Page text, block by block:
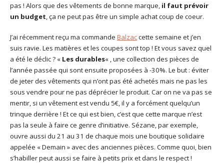
pas ! Alors que des vêtements de bonne marque, il faut prévoir
un budget, ça ne peut pas être un simple achat coup de coeur.
J’ai récemment reçu ma commande Balzaccette semaine et j’en
suis ravie. Les matières et les coupes sont top ! Et vous savez quel
a été le déclic ? « Les durables« , une collection des pièces de
l’année passée qui sont ensuite proposées à -30%. Le but : éviter
de jeter des vêtements qui n’ont pas été achetés mais ne pas les
sous vendre pour ne pas déprécier le produit. Car on ne va pas se
mentir, si un vêtement est vendu 5€, il y a forcément quelqu’un
trinque derrière ! Et ce qui est bien, c’est que cette marque n’est
pas la seule à faire ce genre d’initiative. Sézane, par exemple,
ouvre aussi du 21 au 31 de chaque mois une boutique solidaire
appelée « Demain » avec des anciennes pièces. Comme quoi, bien
s’habiller peut aussi se faire à petits prix et dans le respect !